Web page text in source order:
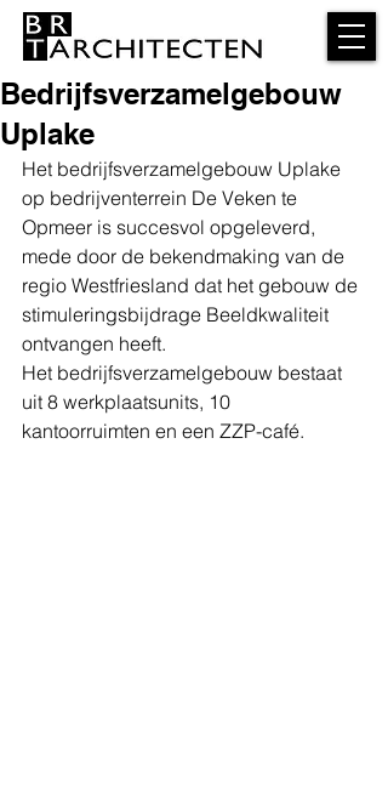
Bedrijfsverzamelgebouw
Uplake
Het bedrijfsverzamelgebouw Uplake
op bedrijventerrein De Veken te
Opmeer is succesvol opgeleverd,
mede door de bekendmaking van de
regio Westfriesland dat het gebouw de
stimuleringsbijdrage Beeldkwaliteit
ontvangen heeft.
Het bedrijfsverzamelgebouw bestaat
uit 8 werkplaatsunits, 10
kantoorruimten en een ZZP-café.